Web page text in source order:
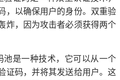
，以确保用户的身份。双重验
炸，因为攻击者必须获得两个
池是一种技术，它可以从一个
证码，并将其发送给用户。这